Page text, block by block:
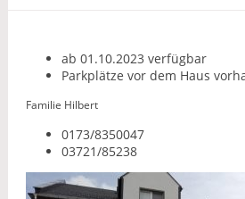
ab 01.10.2023 verfügbar
Parkplätze vor dem Haus
Familie Hilbert
0173/8350047
03721/85238